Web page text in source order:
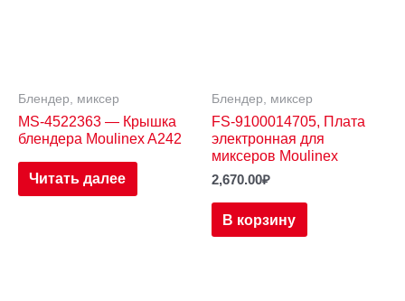
Блендер, миксер
MS-4522363 — Крышка
блендера Moulinex A242
Читать далее
Блендер, миксер
FS-9100014705, Плата
электронная для
миксеров Moulinex
2,670.00₽
В корзину